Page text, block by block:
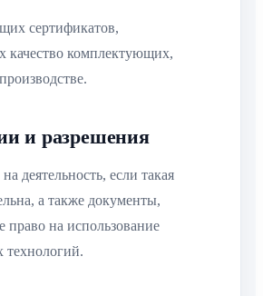
сертификатов,
качество комплектующих,
и разрешения
деятельность, если такая
а также документы,
на использование
технологий.